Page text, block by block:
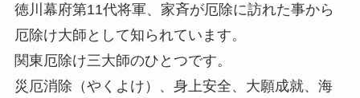
徳川幕府第11代将軍、家斉が厄除に訪れた事から
厄除け大師として知られています。
関東厄除け三大師のひとつです。
災厄消除（やくよけ）、身上安全、大願成就、海